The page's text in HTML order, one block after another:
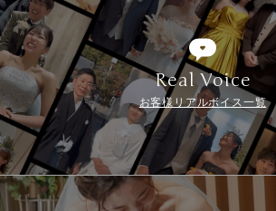
Real Voice
お客様リアルボイス一覧